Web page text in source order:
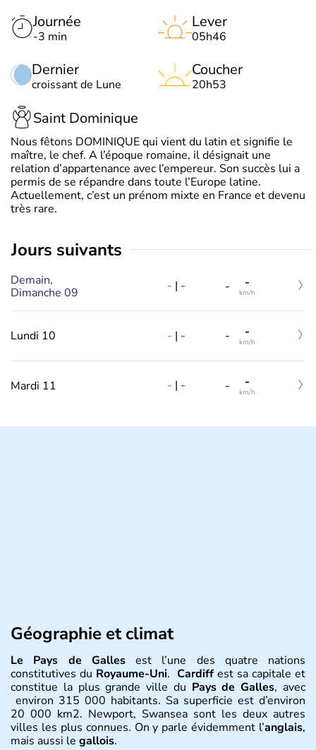
Journée
-3 min
Dernier
croissant de Lune
Lever
05h46
Coucher
20h53
Saint Dominique
Nous fêtons DOMINIQUE qui vient du latin et signifie le
maître, le chef. A l’époque romaine, il désignait une
relation d’appartenance avec l’empereur. Son succès lui a
permis de se répandre dans toute l’Europe latine.
Actuellement, c’est un prénom mixte en France et devenu
très rare.
jours suivants
Demain,
Dimanche 09
- | - - -
km/h
Lundi 10 - | - - -
km/h
Mardi 11 - | - - -
km/h
Géographie et climat
Le Pays de Gallesest l’une des quatre nations
constitutives du Royaume-Uni. Cardiff est sa capitale et
constitue la plus grande ville du Pays de Galles, avec
environ 315 000 habitants. Sa superficie est d’environ
20 000 km2. Newport, Swansea sont les deux autres
villes les plus connues. On y parle évidemment l’anglais,
mais aussi le gallois.